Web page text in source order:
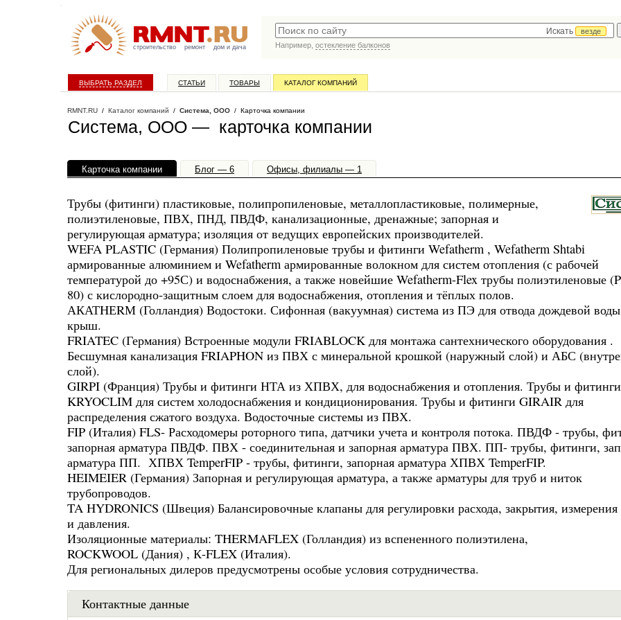
строительство ремонт дом и дача
Искать
везде
Например, остекление балконов
ВЫБРАТЬ РАЗДЕЛ СТАТЬИ ТОВАРЫ КАТАЛОГ КОМПАНИЙ
RMNT.RU / Каталог компаний / Система, ООО / Карточка компании
Система, ООО — карточка компании
Карточка компании Блог — 6 Офисы, филиалы — 1
Трубы (фитинги) пластиковые, полипропиленовые, металлопластиковые, полимерные,
полиэтиленовые, ПВХ, ПНД, ПВДФ, канализационные, дренажные; запорная и
регулирующая арматура; изоляция от ведущих европейских производителей.
WEFA PLASTIC (Германия) Полипропиленовые трубы и фитинги Wefatherm , Wefatherm Shtabi
армированные алюминием и Wefatherm армированные волокном для систем отопления (с рабочей
температурой до +95С) и водоснабжения, а также новейшие Wefatherm-Flex трубы полиэтиленовые
80) с кислородно-защитным слоем для водоснабжения, отопления и тёплых полов.
АКАТHЕRМ (Голландия) Водостоки. Сифонная (вакуумная) система из ПЭ для отвода дождевой
крыш.
FRIATEC (Германия) Встроенные модули FRIABLOCK для монтажа сантехнического оборудования .
Бесшумная канализация FRIAPHON из ПВХ с минеральной крошкой (наружный слой) и АБС
слой).
GIRPI (Франция) Трубы и фитинги НТА из ХПВХ, для водоснабжения и отопления. Трубы и фитинги
KRYOCLIM для систем холодоснабжения и кондиционирования. Трубы и фитинги GIRAIR для
распределения сжатого воздуха. Водосточные системы из ПВХ.
FIP (Италия) FLS- Расходомеры роторного типа, датчики учета и контроля потока. ПВДФ - трубы,
запорная арматура ПВДФ. ПВХ - соединительная и запорная арматура ПВХ. ПП- трубы, фитинги,
арматура ПП. ХПВХ TemperFIP - трубы, фитинги, запорная арматура ХПВХ TemperFIP.
HEIMEIER (Германия) Запорная и регулирующая арматура, а также арматуры для труб и ниток
трубопроводов.
TA HYDRONICS (Швеция) Балансировочные клапаны для регулировки расхода, закрытия, измерения
и давления.
Изоляционные материалы: THERMAFLEX (Голландия) из вспененного полиэтилена,
ROCKWOOL (Дания) , К-FLEX (Италия).
Для региональных дилеров предусмотрены особые условия сотрудничества.
Контактные данные